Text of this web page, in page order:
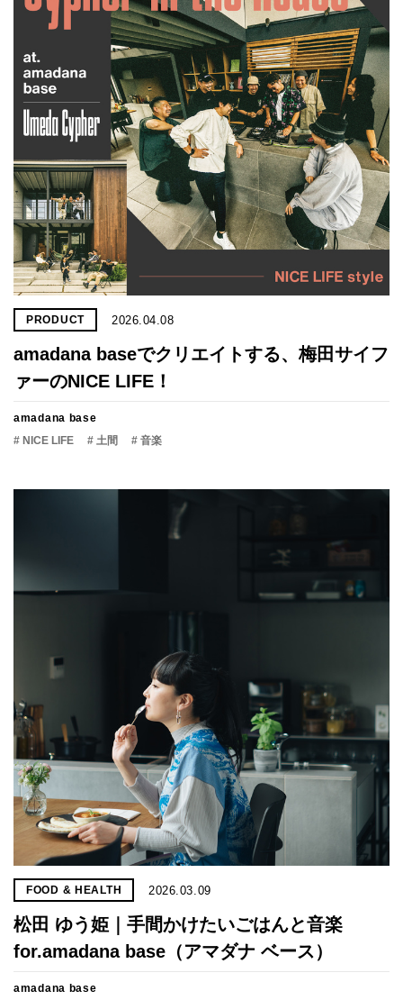
PRODUCT 2026.04.08
amadana baseでクリエイトする、梅田サイフ
ァーのNICE LIFE！
amadana base
# NICE LIFE
# 土間 # 音楽
FOOD & HEALTH 2026.03.09
松田 ゆう姫｜手間かけたいごはんと音楽
for.amadana base（アマダナ ベース）
amadana base